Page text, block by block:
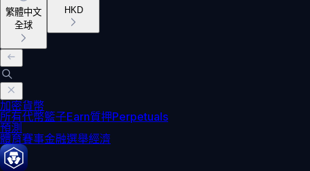
繁體中文
全球
HKD
加密貨幣
所有代幣籃子Earn質押Perpetuals
預測
體育賽事金融選舉經濟